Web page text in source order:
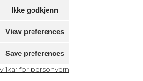
Ikke godkjenn
View preferences
Save preferences
Vilkår for personvern